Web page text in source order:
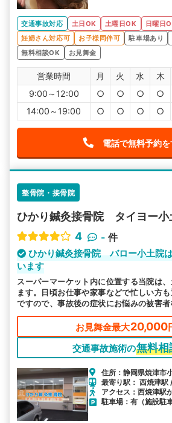
交通事故対応 土日OK 土曜日OK 日曜日
妊婦さん対応可
お子様同伴可 駐車場あり
無料相談OK
お見舞金
営業時間 月 火 水 木
9:00～12:00
○ ○ ○ ○
14:00～19:00
○ ○ ○ ○
電話で無料予約を
整骨院・接骨院
ひかり鍼灸接骨院 タイヨー小
4
- 件
ひかり鍼灸接骨院 バロー小土院
います
スーパーマーケット内に位置する当院は
ます。日頃お仕事や家事などで忙しい方
ですので、事故後の症状にお悩みの被害
い。
お見舞金最大20,000
交通事故施術の無料相
住所：静岡県焼津市
最寄り駅： 西焼津駅
アクセス：西焼津駅
駐車場：有（施設駐車